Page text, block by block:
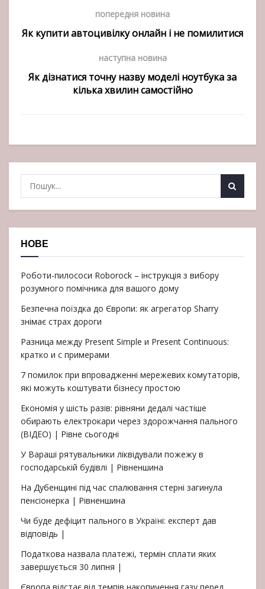
попередня новина
Як купити автоцивілку онлайн і не помилитися
наступна новина
Як дізнатися точну назву моделі ноутбука за
кілька хвилин самостійно
НОВЕ
Роботи-пилососи Roborock – інструкція з вибору
розумного помічника для вашого дому
Безпечна поїздка до Європи: як агрегатор Sharry
знімає страх дороги
Разница между Present Simple и Present Continuous:
кратко и с примерами
7 помилок при впровадженні мережевих комутаторів,
які можуть коштувати бізнесу простою
Економія у шість разів: рівняни дедалі частіше
обирають електрокари через здорожчання пального
(ВІДЕО) | Рівне сьогодні
У Вараші рятувальники ліквідували пожежу в
господарській будівлі | Рівненшина
На Дубенщині під час спалювання стерні загинула
пенсіонерка | Рівненшина
Чи буде дефіцит пального в Україні: експерт дав
відповідь |
Податкова назвала платежі, термін сплати яких
завершується 30 липня |
Європа відстає від темпів накопичення газу перед